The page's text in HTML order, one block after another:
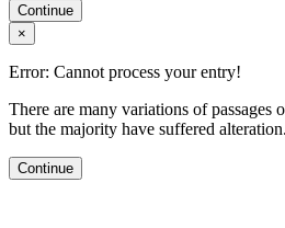
Continue
×
Error: Cannot process your entry!
There are many variations of passages
but the majority have suffered alteration.
Continue